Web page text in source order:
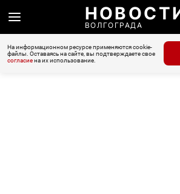
ВОЛГОГРАДА
На информационном ресурсе применяются cookie-
файлы. Оставаясь на сайте, вы подтверждаете свое
согласиена их использование.